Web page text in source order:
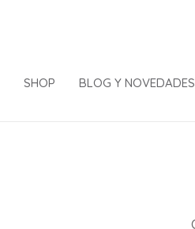
SHOP BLOG Y NOVEDADES